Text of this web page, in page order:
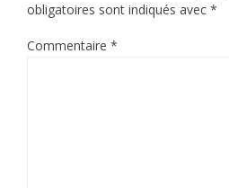
obligatoires sont indiqués avec *
Commentaire *